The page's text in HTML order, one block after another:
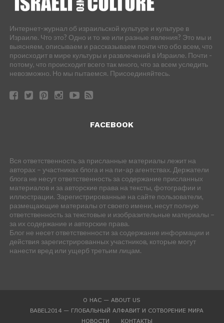
Интернет-журнал об израильской культуре и культуре в
Израиле. Что это? Одно и то же или разные явления? Это мы и
выясняем, описываем и рассказываем почти что обо всем, что
происходит в мире культуры и развлечений в Израиле. Почти -
потому, что происходит всего так много, что за всем уследить
невозможно. Но мы пытаемся. Присоединяйтесь.
FACEBOOK
Вся ответственность за присланные материалы лежит на
авторах – участниках блога и на пи-ар агентствах. Держатели
блога не несут ответственность за содержание присланных
материалов и за авторские права на тексты, фотографии и
иллюстрации. Зарегистрированные на сайте пользователи,
размещающие материалы от своего имени, несут полную
ответственность за текстовые и изобразительные материалы –
за их содержание и авторские права.
Блог не несет ответственности за содержание информации и
действия зарегистрированных участников, которые могут
нанести вред или ущерб третьим лицам.
О НАС — ABOUT US
BABEL2014 — ГЛОБАЛЬНЫЙ АЛФАВИТ И СОТВОРЕНИЕ МИРА
НОВОСТИ
КОНТАКТЫ